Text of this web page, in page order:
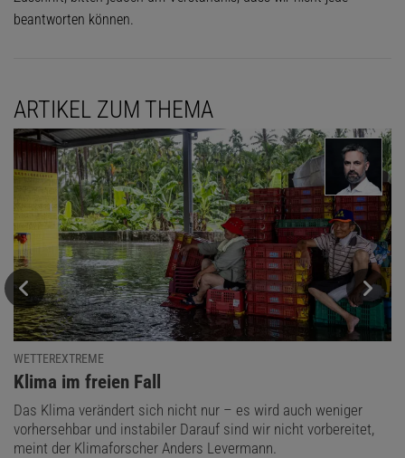
beantworten können.
ARTIKEL ZUM THEMA
WETTEREXTREME
:
Klima im freien Fall
Das Klima verändert sich nicht nur – es wird auch weniger
vorhersehbar und instabiler Darauf sind wir nicht vorbereitet,
meint der Klimaforscher Anders Levermann.